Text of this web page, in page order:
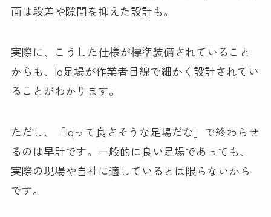
面は段差や隙間を抑えた設計も。
実際に、こうした仕様が標準装備されていること
からも、Iq足場が作業者目線で細かく設計されてい
ることがわかります。
ただし、「Iqって良さそうな足場だな」で終わらせ
るのは早計です。一般的に良い足場であっても、
実際の現場や自社に適しているとは限らないから
です。